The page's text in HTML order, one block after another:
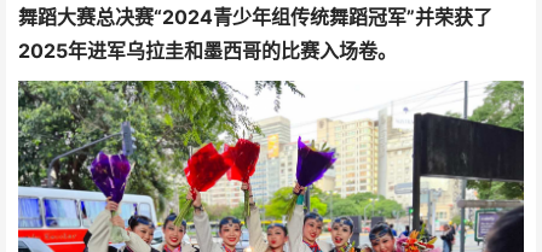
舞蹈大赛总决赛“2024青少年组传统舞蹈冠军”并荣获了
2025年进军乌拉圭和墨西哥的比赛入场卷。